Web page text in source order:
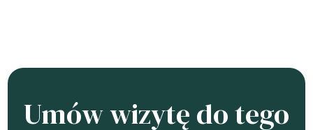
Umów wizytę do tego